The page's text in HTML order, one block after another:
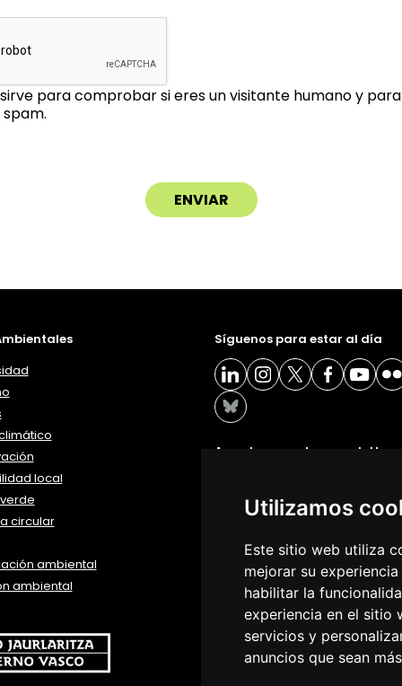
Utilizamos
Este sitio web utiliza
mejorar su
habilitar la
experiencia en el sitio
servicios y
anuncios que sean
para comprobar si eres un visitante humano y
local
circular
ambiental
ambiental
Síguenos para estar al día
Accede a nuestra newsletter